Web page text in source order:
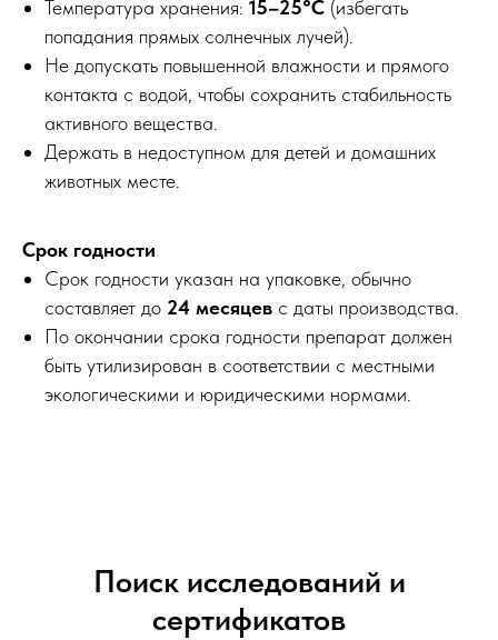
Температура хранения: 15–25°C (избегать
попадания прямых солнечных лучей).
Не допускать повышенной влажности и прямого
контакта с водой, чтобы сохранить стабильность
активного вещества.
Держать в недоступном для детей и домашних
животных месте.
Срок годности
Срок годности указан на упаковке, обычно
составляет до 24 месяцев с даты производства.
По окончании срока годности препарат должен
быть утилизирован в соответствии с местными
экологическими и юридическими нормами.
Поиск исследований и
сертификатов